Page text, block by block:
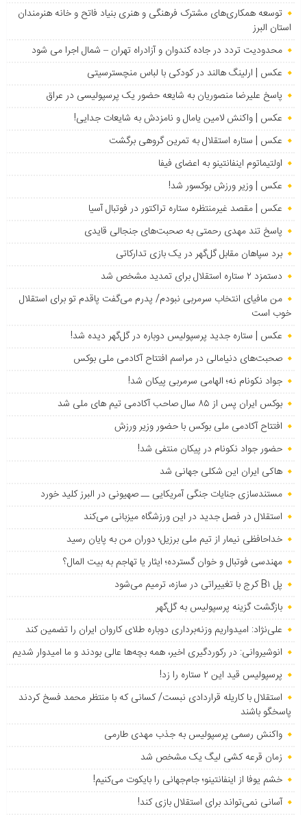
توسعه همکاری‌های مشترک فرهنگی و هنری بنیاد فاتح و خانه هنرمندان
استان البرز
محدودیت تردد در جاده کندوان و آزادراه تهران – شمال اجرا می شود
عکس | ارلینگ هالند در کودکی با لباس منچسترسیتی
پاسخ علیرضا منصوریان به شایعه حضور یک پرسپولیسی در عراق
عکس | واکنش لامین یامال و نامزدش به شایعات جدایی!
عکس | ستاره استقلال به تمرین گروهی برگشت
اولتیماتوم اینفانتینو به اعضای فیفا
عکس | وزیر ورزش بوکسور شد!
عکس | مقصد غیرمنتظره ستاره تراکتور در فوتبال آسیا
پاسخ تند مهدی رحمتی به صحبت‌های جنجالی قایدی
برد سپاهان مقابل گل‌گهر در یک بازی تدارکاتی
دستمزد ۲ ستاره استقلال برای تمدید مشخص شد
من مافیای انتخاب سرمربی نبودم/ پدرم می‌گفت پاقدم تو برای استقلال
خوب است
عکس | ستاره جدید پرسپولیس دوباره در گل‌گهر دیده شد!
صحبت‌های دنیامالی در مراسم افتتاح آکادمی ملی بوکس
جواد نکونام نه؛ الهامی سرمربی پیکان شد!
بوکس ایران پس از ۸۵ سال صاحب آکادمی تیم های ملی شد
افتتاح آکادمی ملی بوکس با حضور وزیر ورزش
حضور جواد نکونام در پیکان منتفی شد!
هاکی ایران این شکلی جهانی شد
مستندسازی جنایات جنگی آمریکایی ــ صهیونی در البرز کلید خورد
استقلال در فصل جدید در این ورزشگاه میزبانی می‌کند
خداحافظی نیمار از تیم ملی برزیل؛ دوران من به پایان رسید
مهندسی فوتبال و خوان گسترده؛ ایثار یا تهاجم به بیت المال؟
پل B۱ کرج با تغییراتی در سازه، ترمیم می‌شود
بازگشت گزینه پرسپولیس به ‌گل‌گهر
علی‌نژاد: امیدواریم وزنه‌برداری دوباره طلای کاروان ایران را تضمین کند
انوشیروانی: در رکوردگیری اخیر، همه بچه‌ها عالی بودند و ما امیدوار شدیم
پرسپولیس قید این ۲ ستاره را زد!
استقلال با کاریله قراردادی نبست/ کسانی که با منتظر محمد فسخ کردند
پاسخگو باشند
واکنش رسمی پرسپولیس به جذب مهدی طارمی
زمان قرعه کشی لیگ یک مشخص شد
خشم یوفا از اینفانتینو؛ جام‌جهانی را بایکوت می‌کنیم!
آسانی نمی‌تواند برای استقلال بازی کند!